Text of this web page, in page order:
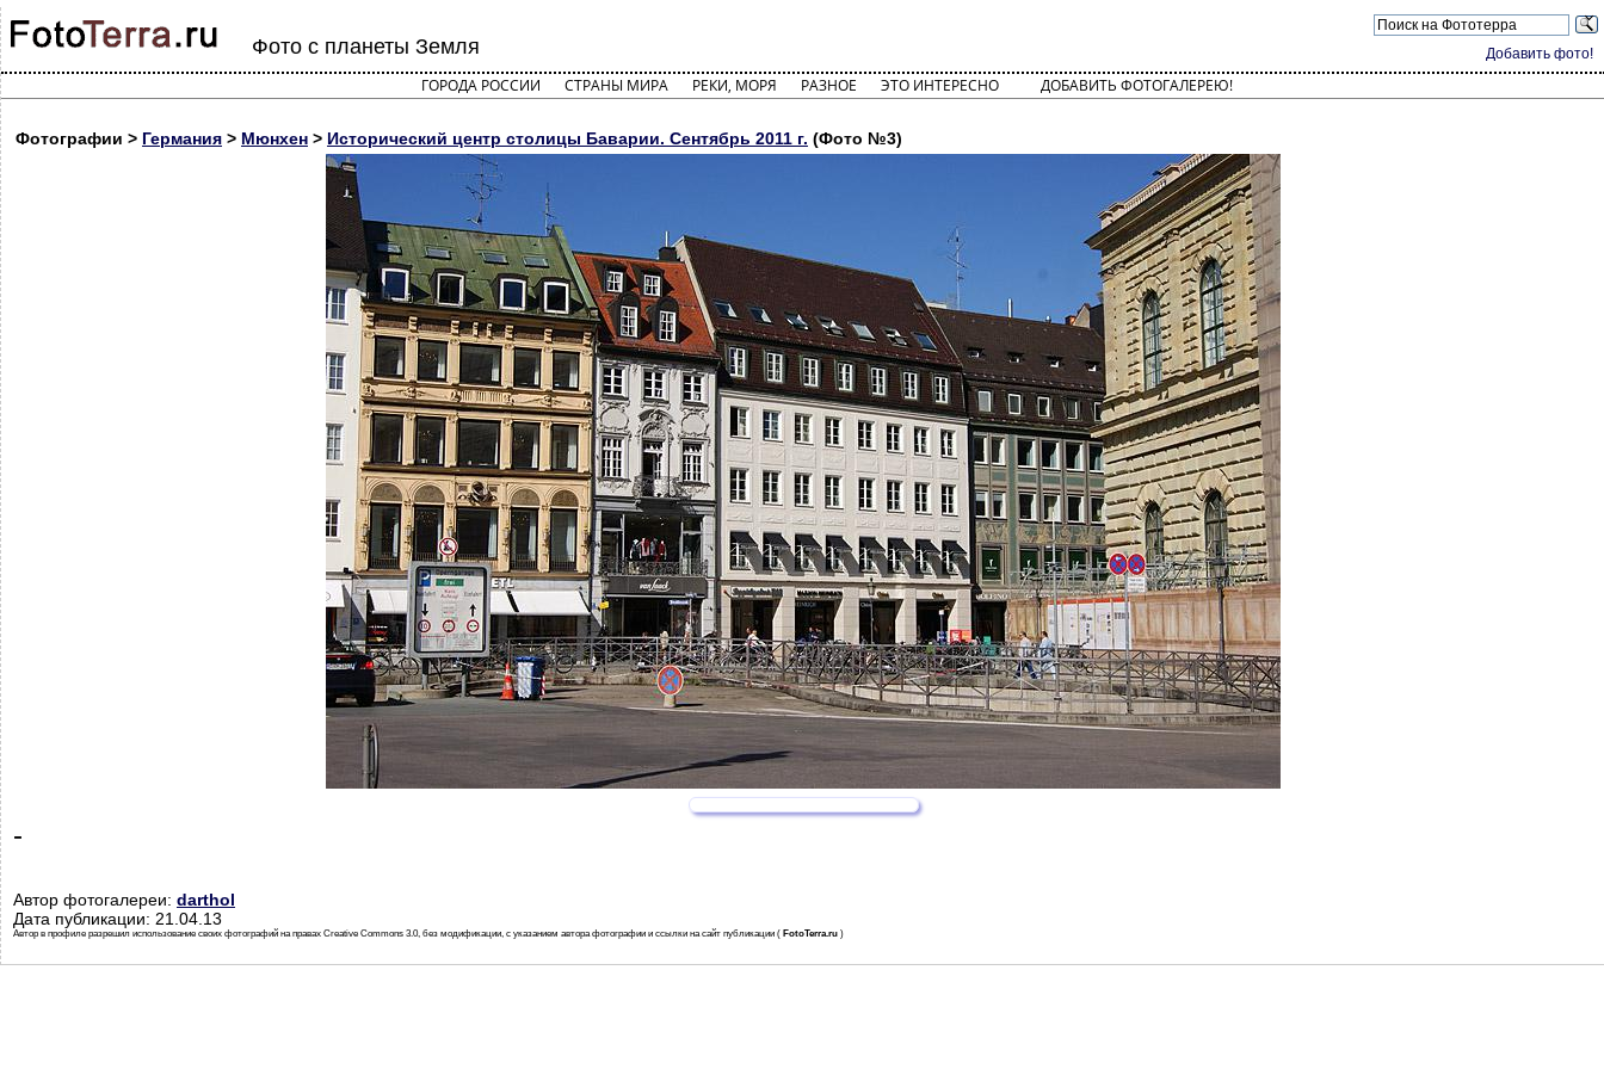
Добавить фото!
Фото с планеты Земля
ГОРОДА РОССИИ СТРАНЫ МИРА РЕКИ, МОРЯ РАЗНОЕ ЭТО ИНТЕРЕСНО ДОБАВИТЬ ФОТОГАЛЕРЕЮ!
Фотографии > Германия > Мюнхен > Исторический центр столицы Баварии. Сентябрь 2011 г. (Фото №3)
-
Автор фотогалереи: darthol
Дата публикации: 21.04.13
Автор в профиле разрешил использование своих фотографий на правах Creative Commons 3.0, без модификации, с указанием автора фотографии и ссылки на сайт публикации ( FotoTerra.ru )